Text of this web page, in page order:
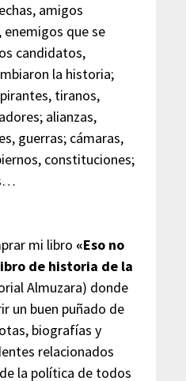
amigos
enemigos que se
candidatos,
la historia;
tiranos,
alianzas,
guerras; cámaras,
constituciones;
mi libro «Eso no
de historia de la
Almuzara) donde
un buen puñado de
biografías y
relacionados
la política de todos